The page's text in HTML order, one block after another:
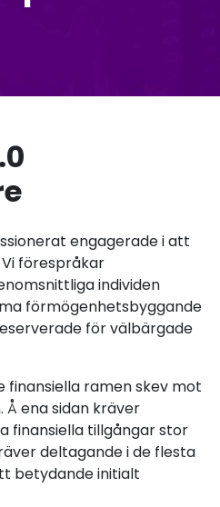
engagerade i att
förespråkar
individen
förmögenhetsbyggande
för välbärgade
ramen skev mot
Å ena sidan kräver
finansiella tillgångar stor
deltagande i de flesta
betydande initialt